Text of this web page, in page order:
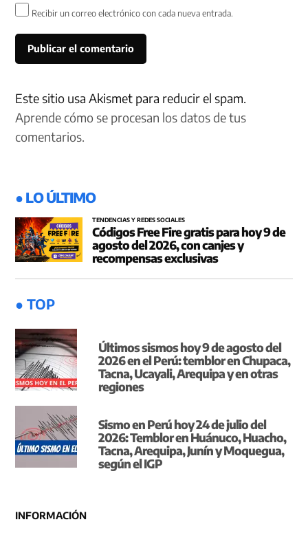
Recibir un correo electrónico con cada nueva entrada.
Este sitio usa Akismet para reducir el spam.
Aprende cómo se procesan los datos de tus
comentarios.
● LO ÚLTIMO
TENDENCIAS Y REDES SOCIALES
Códigos Free Fire gratis para hoy 9 de
agosto del 2026, con canjes y
recompensas exclusivas
● TOP
Últimos sismos hoy 9 de agosto del
2026 en el Perú: temblor en Chupaca,
Tacna, Ucayali, Arequipa y en otras
regiones
Sismo en Perú hoy 24 de julio del
2026: Temblor en Huánuco, Huacho,
Tacna, Arequipa, Junín y Moquegua,
según el IGP
INFORMACIÓN